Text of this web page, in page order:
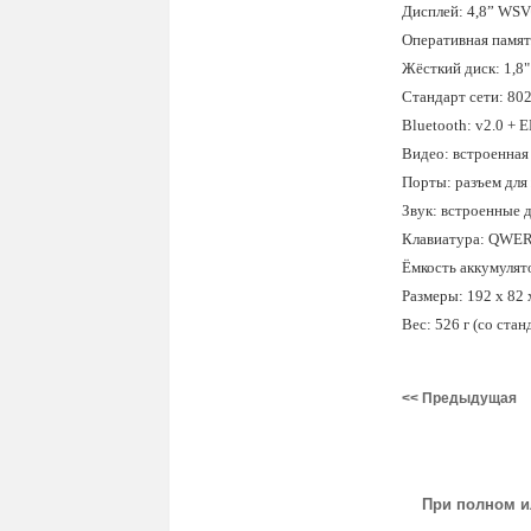
Дисплей: 4,8”
Оперативная
Жёсткий диск:
Стандарт сети:
Bluetooth: v2.0 +
Видео:
Порты: разъем для
Звук: встроенные
Клавиатура:
Ёмкость
Размеры: 192 x 82
Вес: 526 г (со
<< Предыдущая
При полном